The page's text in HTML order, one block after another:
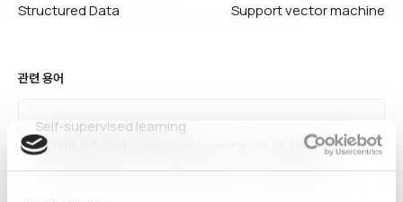
Structured Data Support vector machine
관련 용어
Self-supervised learning
자기 지도 학습(Self-Supervised Learning, SSL)은 레이블 없는